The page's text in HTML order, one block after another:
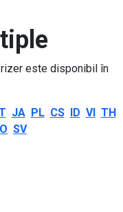
este disponibil în
JA PL CS ID VI TH
SV